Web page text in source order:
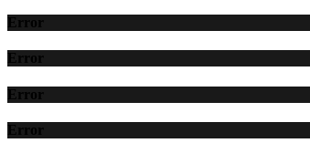
Error
Error
Error
Error